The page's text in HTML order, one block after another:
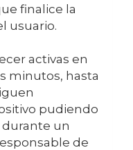
finalice la
usuario.
activas en
minutos, hasta
pudiendo
durante un
de